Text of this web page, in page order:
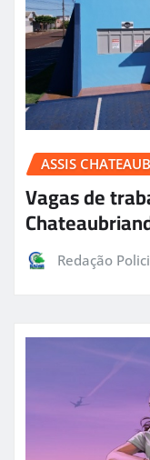
ASSIS
Vagas de
Redação